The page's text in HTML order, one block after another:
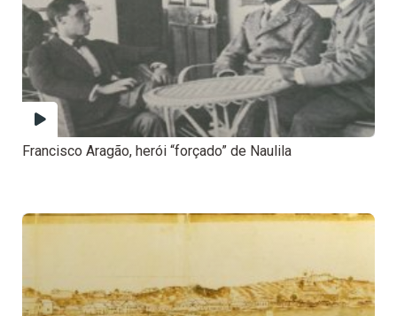
Francisco Aragão, herói “forçado” de Naulila